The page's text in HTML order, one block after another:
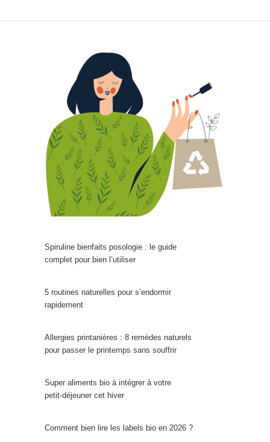
Spiruline bienfaits posologie : le guide
complet pour bien l’utiliser
5 routines naturelles pour s’endormir
rapidement
Allergies printanières : 8 remèdes naturels
pour passer le printemps sans souffrir
Super aliments bio à intégrer à votre
petit‑déjeuner cet hiver
Comment bien lire les labels bio en 2026 ?